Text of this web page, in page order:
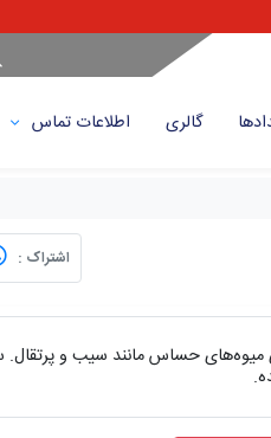
گالری اطلاعات تماس
اشتراک :
بسته‌بندی میوه‌های حساس مانند سیب و